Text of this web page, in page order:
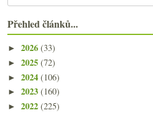
Přehled článků...
► 2026 (33)
► 2025 (72)
► 2024 (106)
► 2023 (160)
► 2022 (225)